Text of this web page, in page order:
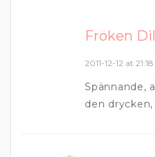
Fröken
2011-12-12 at 21:18
Spännande,
den